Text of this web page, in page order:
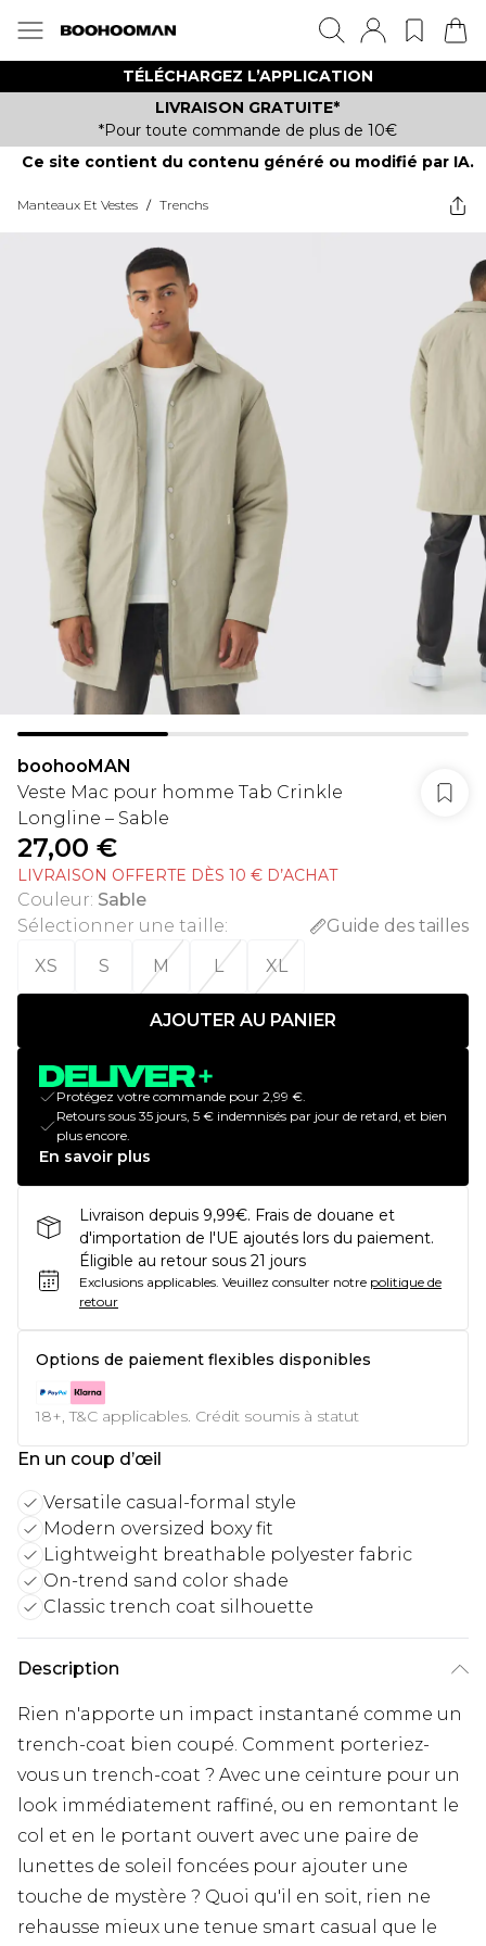
TÉLÉCHARGEZ L’APPLICATION
LIVRAISON GRATUITE*
*Pour toute commande de plus de 10€
Ce site contient du contenu généré ou modifié par IA.
Manteaux Et Vestes / Trenchs
boohooMAN
Veste Mac pour homme Tab Crinkle
Longline – Sable
27,00 €
LIVRAISON OFFERTE DÈS 10 € D’ACHAT
Couleur: Sable
Sélectionner une taille:
Guide des tailles
XS
S M L XL
AJOUTER AU PANIER
Protégez votre commande pour 2,99 €.
Retours sous 35 jours, 5 € indemnisés par jour de retard, et bien
plus encore.
En savoir plus
Livraison depuis 9,99€. Frais de douane et
d'importation de l'UE ajoutés lors du paiement.
Éligible au retour sous 21 jours
Exclusions applicables. Veuillez consulter notre politique de
retour
Options de paiement flexibles disponibles
18+, T&C applicables. Crédit soumis à statut
En un coup d’œil
Versatile casual-formal style
Modern oversized boxy fit
Lightweight breathable polyester fabric
On-trend sand color shade
Classic trench coat silhouette
Description
Rien n'apporte un impact instantané comme un
trench-coat bien coupé. Comment porteriez-
vous un trench-coat ? Avec une ceinture pour un
look immédiatement raffiné, ou en remontant le
col et en le portant ouvert avec une paire de
lunettes de soleil foncées pour ajouter une
touche de mystère ? Quoi qu'il en soit, rien ne
rehausse mieux une tenue smart casual que le